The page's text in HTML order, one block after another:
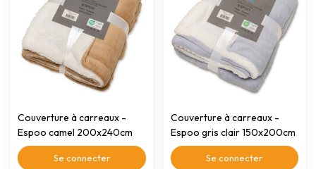
Couverture à carreaux -
Espoo camel 200x240cm
Se connecter
Couverture à carreaux -
Espoo gris clair 150x200cm
Se connecter